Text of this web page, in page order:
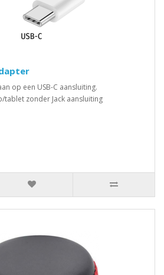
op een USB-C aansluiting.
zonder Jack aansluiting